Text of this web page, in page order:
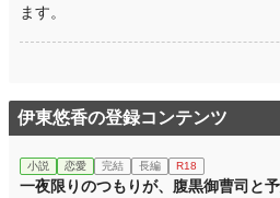
ます。
伊東悠香の登録コンテンツ
小説 恋愛 完結 長編 R18
一夜限りのつもりが、腹黒御曹司と